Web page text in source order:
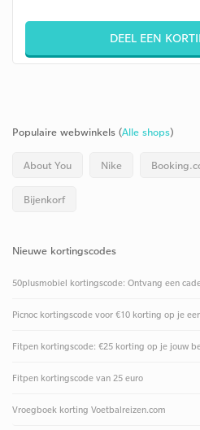
DEEL EEN
Populaire webwinkels (Alle shops)
About You Nike
Bijenkorf
Nieuwe kortingscodes
50plusmobiel kortingscode: Ontvang een
Picnoc kortingscode voor €10 korting op je
Fitpen kortingscode: €25 korting op je jouw
Fitpen kortingscode van 25 euro
Vroegboek korting Voetbalreizen.com